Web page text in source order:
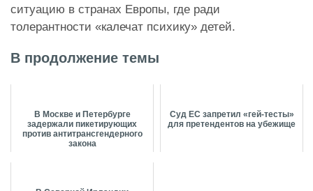
ситуацию в странах Европы, где ради
толерантности «калечат психику» детей.
В продолжение темы
В Москве и Петербурге
задержали пикетирующих
против антитрансгендерного
закона
Суд ЕС запретил «гей-тесты»
для претендентов на убежище